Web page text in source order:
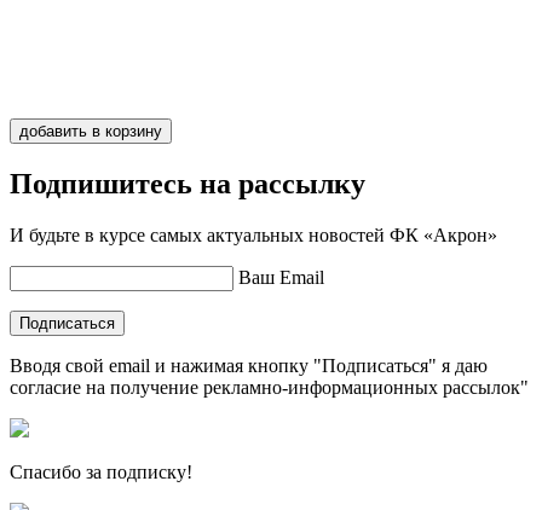
добавить в корзину
Подпишитесь на рассылку
И будьте в курсе самых актуальных новостей ФК «Акрон»
Ваш Email
Подписаться
Вводя свой email и нажимая кнопку "Подписаться" я даю
согласие на получение рекламно-информационных рассылок"
Спасибо за подписку!